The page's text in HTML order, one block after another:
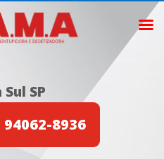
SP
94062-8936